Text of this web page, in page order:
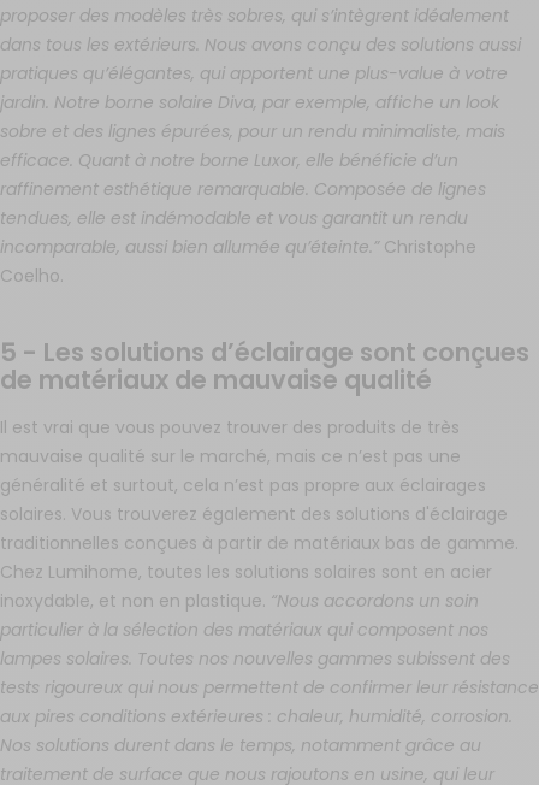
proposer des modèles très sobres, qui s’intègrent idéalement
dans tous les extérieurs. Nous avons conçu des solutions aussi
pratiques qu’élégantes, qui apportent une plus-value à votre
jardin. Notre borne solaire Diva, par exemple, affiche un look
sobre et des lignes épurées, pour un rendu minimaliste, mais
efficace. Quant à notre borne Luxor, elle bénéficie d’un
raffinement esthétique remarquable. Composée de lignes
tendues, elle est indémodable et vous garantit un rendu
incomparable, aussi bien allumée qu’éteinte.”Christophe
Coelho.
5 - Les solutions d’éclairage sont conçues
de matériaux de mauvaise qualité
Il est vrai que vous pouvez trouver des produits de très
mauvaise qualité sur le marché, mais ce n’est pas une
généralité et surtout, cela n’est pas propre aux éclairages
solaires. Vous trouverez également des solutions d'éclairage
traditionnelles conçues à partir de matériaux bas de gamme.
Chez Lumihome, toutes les solutions solaires sont en acier
inoxydable, et non en plastique. “Nous accordons un soin
particulier à la sélection des matériaux qui composent nos
lampes solaires. Toutes nos nouvelles gammes subissent des
tests rigoureux qui nous permettent de confirmer leur résistance
aux pires conditions extérieures : chaleur, humidité, corrosion.
Nos solutions durent dans le temps, notamment grâce au
traitement de surface que nous rajoutons en usine, qui leur